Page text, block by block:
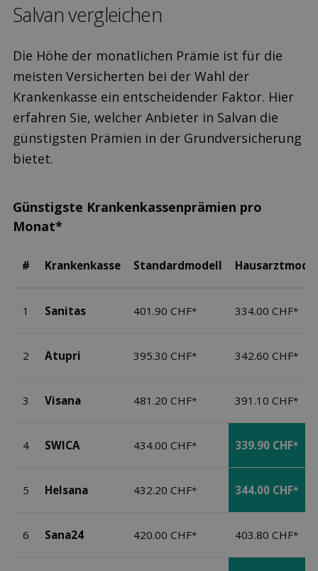
Salvan ver­gleichen
Die Höhe der monatlichen Prämie ist für die
meisten Versicherten bei der Wahl der
Krankenkasse ein entscheidender Faktor. Hier
erfahren Sie, welcher Anbieter in Salvan die
günstigsten Prämien in der Grundversicherung
bietet.
Günstigste Krankenkassenprämien pro
Monat*
# Krankenkasse Standardmodell
1 Sanitas 401.90 CHF* 334.00 CHF*
2 Atupri 395.30 CHF* 342.60 CHF*
3 Visana 481.20 CHF* 391.10 CHF*
4 SWICA 434.00 CHF* 339.90 CHF*
5 Helsana 432.20 CHF* 344.00 CHF*
6 Sana24 420.00 CHF* 403.80 CHF*